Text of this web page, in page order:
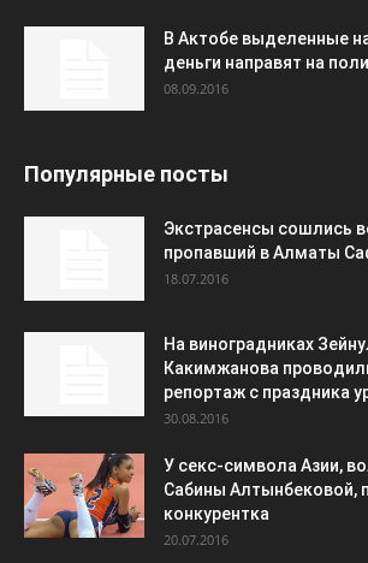
В Актобе выделенные
деньги направят на
08.09.2016
Популярные посты
Экстрасенсы сошлись
пропавший в Алматы
18.07.2016
На виноградниках
Какимжанова
репортаж с праздника
30.08.2016
У секс-символа Азии,
Сабины Алтынбековой,
конкурентка
20.07.2016